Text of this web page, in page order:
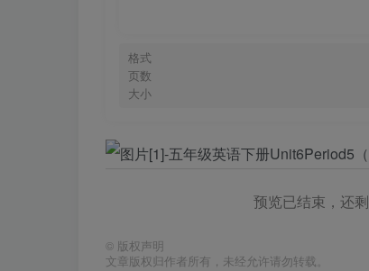
格式
页数
大小
预览已结束，还剩
© 版权声明
文章版权归作者所有，未经允许请勿转载。